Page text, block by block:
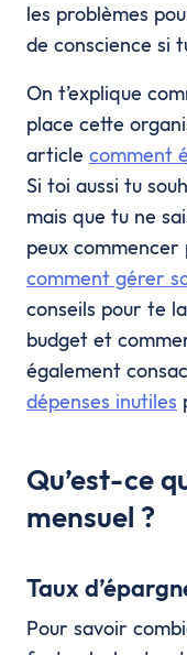
les problèmes
de conscience si
On t’explique
place cette
article comment
Si toi aussi tu
mais que tu ne
peux
comment gérer
conseils pour te
budget et
également
dépenses inutiles
Qu’est-ce
mensuel ?
Taux
Pour savoir